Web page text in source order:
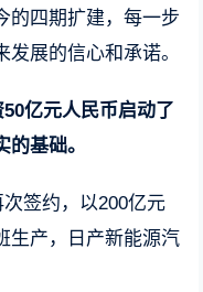
的四期扩建，每一步
展的信心和承诺。
亿元人民币启动了
基础。
签约，以200亿元
生产，日产新能源汽